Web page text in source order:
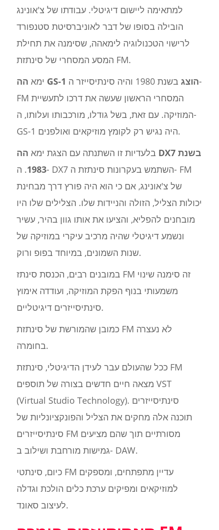
למתאימה ליישום דיגיטלי. עבודתו של צ'אונינג
הובילה בסופו של דבר לאוניברסיטת סטנפורד
לרישוי הטכנולוגיה לימאהה, שסימנה את תחילת
המסע המסחרי של סינתזת FM.
ימא
הה GS-1 הוצג
בשנת 1980 והיה סינתיסייזר ה-
FM המסחרי הראשון שעשה את דרכו לתעשיית
המוזיקה. עם זאת, בשל גודלו, מורכבותו ועלותו, ה-
GS-1 היה נגיש רק לקומץ מוזיקאים ואולפנים.
בלעדיות זו השתנתה עם הצגת ימא הה DX7 בשנת
1983. ה- DX7 השתמש בעקרונות סינתזת ה- FM
של צ'אונינג, אם כי הוא היה פורץ דרך מבחינת
יכולות הצליל, הזולה והניידות שלו. הצלילים שלו היו
מובחנים להפליא, והציעו את אותו גוון בהיר, עשיר
ונשמע דיגיטלי שהיה מרכיב עיקרי במוזיקה של
שנות השמונים, במיוחד בפופ ורוק.
במובנים רבים, הכנסת סינתז FM זה סימנה שינוי
משמעותי בנוף הפקת המוזיקה, ועודדה אימוץ
סינתיסייזרים דיגיטליים.
כמובן שהמורשת של סינתזת FM לא נעצרה
בחומרה.
ככל שהעולם עבר לעידן הדיגיטלי, סינתזת FM
מצאה חיים חדשים בצורה של תוספים VST
(Virtual Studio Technology). סינתיסייזרים
תוכנה אלה מחקים את הצליל והפונקציונליות של
סינתיסייזרים FM מסורתיים תוך שהם מציעים
גמישות מורחבת ושילוב ב- DAW.
כיום, סינתטי FM עדיין מתפתחים, ומספקים
למוזיקאים ומפיקים ערכת כלים הולכת וגדלה
לעיצוב סאונד.